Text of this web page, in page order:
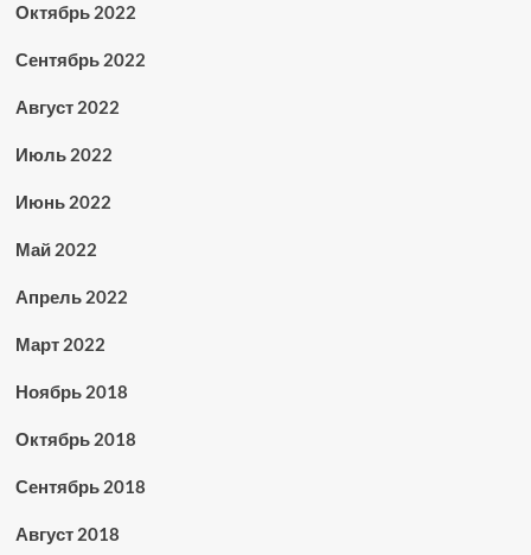
Октябрь 2022
Сентябрь 2022
Август 2022
Июль 2022
Июнь 2022
Май 2022
Апрель 2022
Март 2022
Ноябрь 2018
Октябрь 2018
Сентябрь 2018
Август 2018